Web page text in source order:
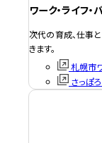
ワーク・ライフ
次代の育成、仕事
きます。
札幌市
さっぽ